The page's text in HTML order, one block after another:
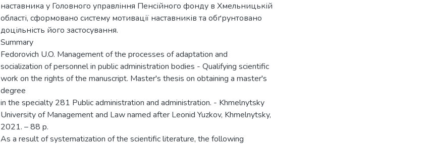
наставника у Головного управління Пенсійного фонду в Хмельницькій
області, сформовано систему мотивації наставників та обґрунтовано
доцільність його застосування.
Summary
Fedorovich U.O. Management of the processes of adaptation and
socialization of personnel in public administration bodies - Qualifying scientific
work on the rights of the manuscript. Master's thesis on obtaining a master's
degree
in the specialty 281 Public administration and administration. - Khmelnytsky
University of Management and Law named after Leonid Yuzkov, Khmelnytsky,
2021. – 88 p.
As a result of systematization of the scientific literature, the following